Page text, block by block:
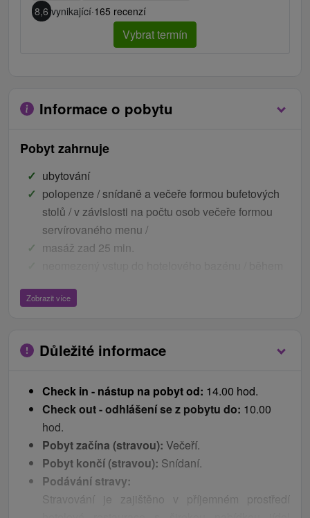
8,6 vynikající·165 recenzí
Vybrat termín
Informace o pobytu
Pobyt zahrnuje
ubytování
polopenze / snídaně a večeře formou bufetových
stolů / v závislosti na počtu osob večeře formou
servírovaného menu /
masáž zad 25 min.
pobyt nezahrnuje
Vyšetření a procedury v Traumatologicko-
nejsou součástí balíčku a objednávají se individuálně
přímo v centru.
Ceník - Bonusy
župan a bačkůrky v pokoji
vstup do hotelového bazénu během provozních
Zobrazit více
Důležité informace
Check in - nástup na pobyt od: 14.00 hod.
Check out - odhlášení se z pobytu do: 10.00
hod.
Pobyt začína (stravou): Večeří.
Pobyt končí (stravou): Snídaní.
Podávání stravy:
Stravování je zajištěno v příjemném prostředí